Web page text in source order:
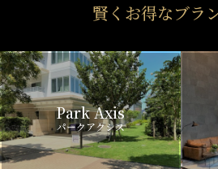
賢くお得なブラ
Park Axis
パークアクシス